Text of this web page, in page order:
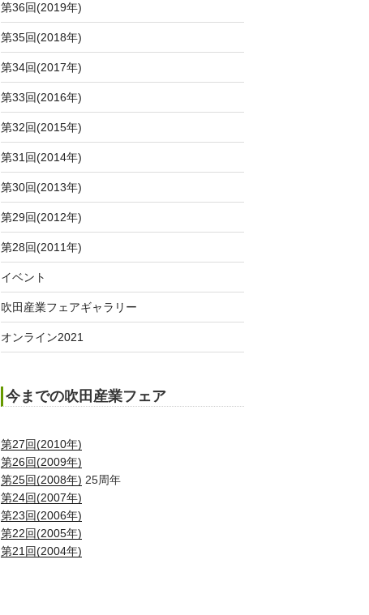
第36回(2019年)
第35回(2018年)
第34回(2017年)
第33回(2016年)
第32回(2015年)
第31回(2014年)
第30回(2013年)
第29回(2012年)
第28回(2011年)
イベント
吹田産業フェアギャラリー
オンライン2021
今までの吹田産業フェア
第27回(2010年)
第26回(2009年)
第25回(2008年) 25周年
第24回(2007年)
第23回(2006年)
第22回(2005年)
第21回(2004年)